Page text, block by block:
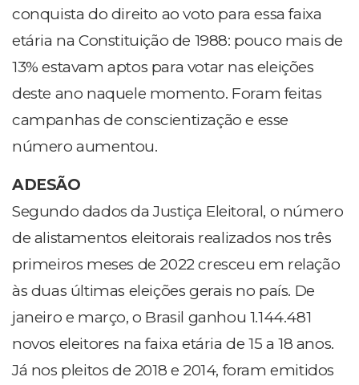
conquista do direito ao voto para essa faixa
etária na Constituição de 1988: pouco mais de
13% estavam aptos para votar nas eleições
deste ano naquele momento. Foram feitas
campanhas de conscientização e esse
número aumentou.
ADESÃO
Segundo dados da Justiça Eleitoral, o número
de alistamentos eleitorais realizados nos três
primeiros meses de 2022 cresceu em relação
às duas últimas eleições gerais no país. De
janeiro e março, o Brasil ganhou 1.144.481
novos eleitores na faixa etária de 15 a 18 anos.
Já nos pleitos de 2018 e 2014, foram emitidos